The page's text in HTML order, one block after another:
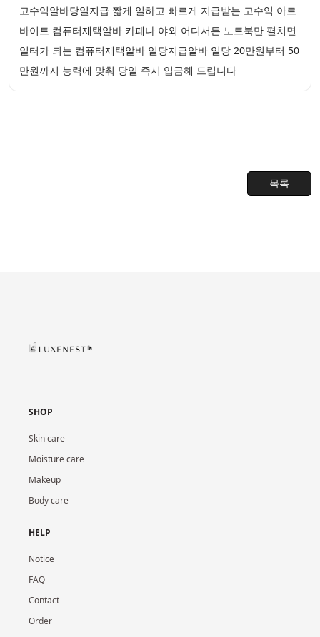
고수익알바당일지급 짧게 일하고 빠르게 지급받는 고수익 아르
바이트 컴퓨터재택알바 카페나 야외 어디서든 노트북만 펼치면
일터가 되는 컴퓨터재택알바 일당지급알바 일당 20만원부터 50
만원까지 능력에 맞춰 당일 즉시 입금해 드립니다
목록
SHOP
Skin care
Moisture care
Makeup
Body care
HELP
Notice
FAQ
Contact
Order